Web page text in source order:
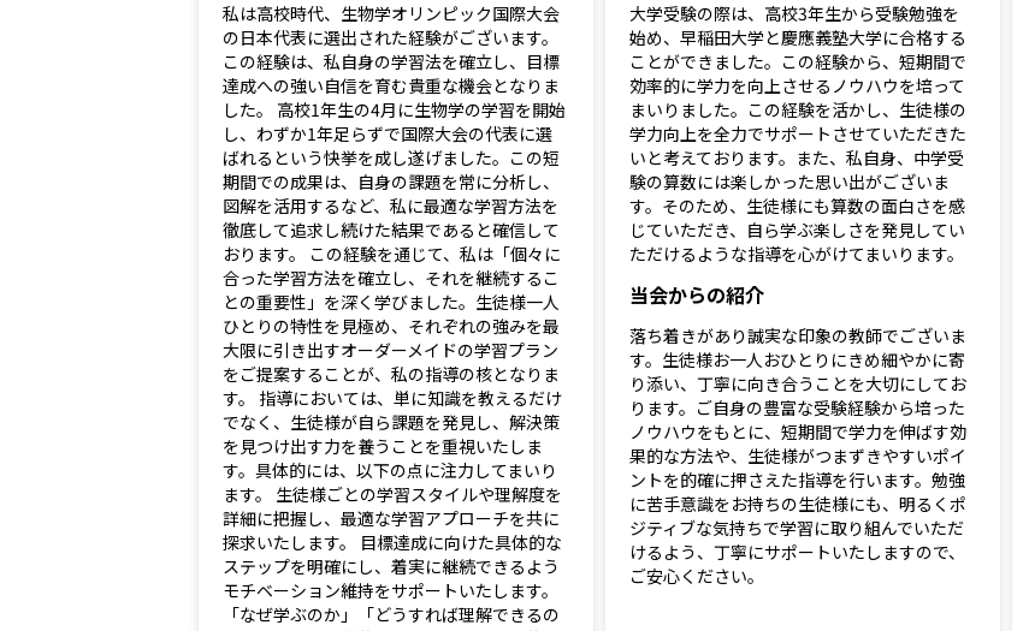
私は高校時代、生物学オリンピック国際大会
の日本代表に選出された経験がございます。
この経験は、私自身の学習法を確立し、目標
達成への強い自信を育む貴重な機会となりま
した。 高校1年生の4月に生物学の学習を開始
し、わずか1年足らずで国際大会の代表に選
ばれるという快挙を成し遂げました。この短
期間での成果は、自身の課題を常に分析し、
図解を活用するなど、私に最適な学習方法を
徹底して追求し続けた結果であると確信して
おります。 この経験を通じて、私は「個々に
合った学習方法を確立し、それを継続するこ
との重要性」を深く学びました。生徒様一人
ひとりの特性を見極め、それぞれの強みを最
大限に引き出すオーダーメイドの学習プラン
をご提案することが、私の指導の核となりま
す。 指導においては、単に知識を教えるだけ
でなく、生徒様が自ら課題を発見し、解決策
を見つけ出す力を養うことを重視いたしま
す。具体的には、以下の点に注力してまいり
ます。 生徒様ごとの学習スタイルや理解度を
詳細に把握し、最適な学習アプローチを共に
探求いたします。 目標達成に向けた具体的な
ステップを明確にし、着実に継続できるよう
モチベーション維持をサポートいたします。
「なぜ学ぶのか」「どうすれば理解できるの
大学受験の際は、高校3年生から受験勉強を
始め、早稲田大学と慶應義塾大学に合格する
ことができました。この経験から、短期間で
効率的に学力を向上させるノウハウを培って
まいりました。この経験を活かし、生徒様の
学力向上を全力でサポートさせていただきた
いと考えております。また、私自身、中学受
験の算数には楽しかった思い出がございま
す。そのため、生徒様にも算数の面白さを感
じていただき、自ら学ぶ楽しさを発見してい
ただけるような指導を心がけてまいります。
当会からの紹介
落ち着きがあり誠実な印象の教師でございま
す。生徒様お一人おひとりにきめ細やかに寄
り添い、丁寧に向き合うことを大切にしてお
ります。ご自身の豊富な受験経験から培った
ノウハウをもとに、短期間で学力を伸ばす効
果的な方法や、生徒様がつまずきやすいポイ
ントを的確に押さえた指導を行います。勉強
に苦手意識をお持ちの生徒様にも、明るくポ
ジティブな気持ちで学習に取り組んでいただ
けるよう、丁寧にサポートいたしますので、
ご安心ください。